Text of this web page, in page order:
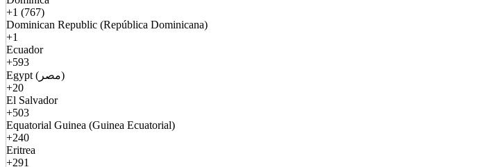
+1 (767)
Dominican Republic (República Dominicana)
+1
Ecuador
+593
Egypt (مصر)
+20
El Salvador
+503
Equatorial Guinea (Guinea Ecuatorial)
+240
Eritrea
+291